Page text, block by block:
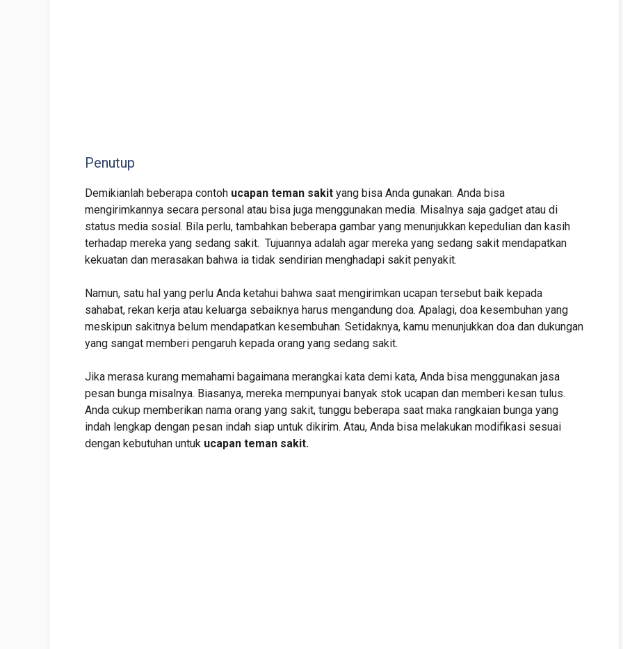
Penutup
Demikianlah beberapa contoh ucapan teman sakit yang bisa Anda gunakan. Anda bisa
mengirimkannya secara personal atau bisa juga menggunakan media. Misalnya saja gadget atau di
status media sosial. Bila perlu, tambahkan beberapa gambar yang menunjukkan kepedulian dan kasih
terhadap mereka yang sedang sakit. Tujuannya adalah agar mereka yang sedang sakit mendapatkan
kekuatan dan merasakan bahwa ia tidak sendirian menghadapi sakit penyakit.
Namun, satu hal yang perlu Anda ketahui bahwa saat mengirimkan ucapan tersebut baik kepada
sahabat, rekan kerja atau keluarga sebaiknya harus mengandung doa. Apalagi, doa kesembuhan yang
meskipun sakitnya belum mendapatkan kesembuhan. Setidaknya, kamu menunjukkan doa dan dukungan
yang sangat memberi pengaruh kepada orang yang sedang sakit.
Jika merasa kurang memahami bagaimana merangkai kata demi kata, Anda bisa menggunakan jasa
pesan bunga misalnya. Biasanya, mereka mempunyai banyak stok ucapan dan memberi kesan tulus.
Anda cukup memberikan nama orang yang sakit, tunggu beberapa saat maka rangkaian bunga yang
indah lengkap dengan pesan indah siap untuk dikirim. Atau, Anda bisa melakukan modifikasi sesuai
dengan kebutuhan untuk ucapan teman sakit.